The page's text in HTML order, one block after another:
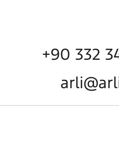
+90 332